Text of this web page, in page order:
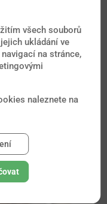
nebo
roste i
zdravotními
všech souborů
ukládání ve
na stránce,
naleznete na